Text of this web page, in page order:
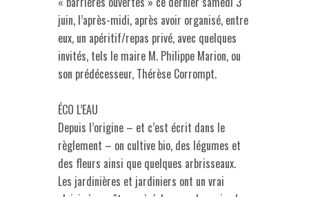
juin, l’après-midi, après avoir organisé, entre
eux, un apéritif/repas privé, avec quelques
invités, tels le maire M. Philippe Marion, ou
son prédécesseur, Thérèse Corrompt.
ÉCO L’EAU
Depuis l’origine – et c’est écrit dans le
règlement – on cultive bio, des légumes et
des fleurs ainsi que quelques arbrisseaux.
Les jardinières et jardiniers ont un vrai